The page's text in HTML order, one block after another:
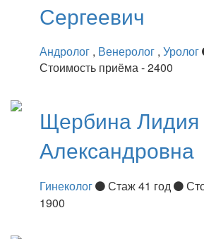
Сергеевич
Андролог , Венеролог , Уролог
Стоимость приёма - 2400
ЩербинаЛидия
Александровна
Гинеколог Стаж 41 год
1900